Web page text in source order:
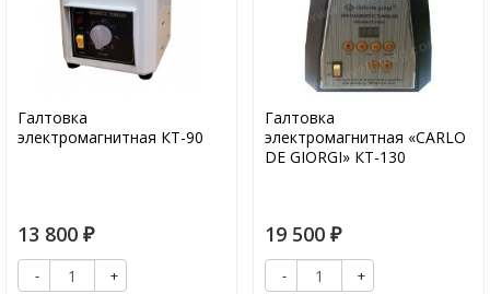
Галтовка
электромагнитная КТ-90
13 800 ₽
-
+
Галтовка
электромагнитная «CARLO
DE GIORGI» КТ-130
19 500 ₽
-
+